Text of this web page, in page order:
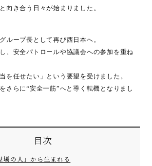
向き合う日々が始まりました。
ループ長として再び西日本へ。
、安全パトロールや協議会への参加を重ね
を任せたい」という要望を受けました。
さらに“安全一筋”へと導く転機となりまし
目次
場の人」から生まれる